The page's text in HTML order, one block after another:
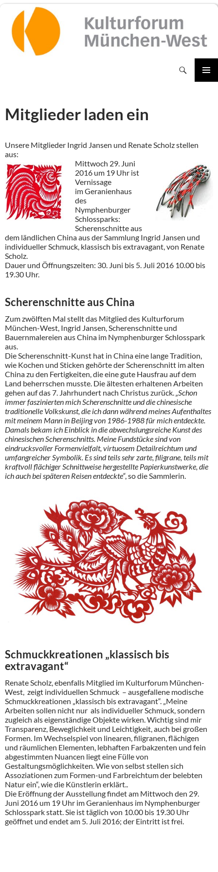
Inhalt
springen
Mitglieder laden ein
Unsere Mitglieder Ingrid Jansen und Renate Scholz stellen
aus:
Mittwoch 29. Juni
2016 um 19 Uhr ist
Vernissage
im Geranienhaus
des
Nymphenburger
Schlossparks:
Scherenschnitte aus
dem ländlichen China aus der Sammlung Ingrid Jansen und
individueller Schmuck, klassisch bis extravagant, von Renate
Scholz.
Dauer und Öffnungszeiten: 30. Juni bis 5. Juli 2016 10.00 bis
19.30 Uhr.
Scherenschnitte aus China
Zum zwölften Mal stellt das Mitglied des Kulturforum
München-West, Ingrid Jansen, Scherenschnitte und
Bauernmalereien aus China im Nymphenburger Schlosspark
aus.
Die Scherenschnitt-Kunst hat in China eine lange Tradition,
wie Kochen und Sticken gehörte der Scherenschnitt im alten
China zu den Fertigkeiten, die eine gute Hausfrau auf dem
Land beherrschen musste. Die ältesten erhaltenen Arbeiten
gehen auf das 7. Jahrhundert nach Christus zurück.„Schon
immer faszinierten mich Scherenschnitte und die chinesische
traditionelle Volkskunst, die ich dann während meines Aufenthaltes
mit meinem Mann in Beijing von 1986-1988 für mich entdeckte.
Damals bekam ich Einblick in die abwechslungsreiche Kunst des
chinesischen Scherenschnitts. Meine Fundstücke sind von
eindrucksvoller Formenvielfalt, virtuosem Detailreichtum und
umfangreicher Symbolik. Es sind teils sehr zarte, filigrane, teils mit
kraftvoll flächiger Schnittweise hergestellte Papierkunstwerke, die
ich auch bei späteren Reisen entdeckte“, so die Sammlerin.
Schmuckkreationen „klassisch bis
extravagant“
Renate Scholz, ebenfalls Mitglied im Kulturforum München-
West, zeigt individuellen Schmuck – ausgefallene modische
Schmuckkreationen „klassisch bis extravagant“. „Meine
Arbeiten sollen nicht nur als individueller Schmuck, sondern
zugleich als eigenständige Objekte wirken. Wichtig sind mir
Transparenz, Beweglichkeit und Leichtigkeit, auch bei großen
Formen. Im Wechselspiel von linearen, filigranen, flächigen
und räumlichen Elementen, lebhaften Farbakzenten und fein
abgestimmten Nuancen liegt eine Fülle von
Gestaltungsmöglichkeiten. Wie von selbst stellen sich
Assoziationen zum Formen-und Farbreichtum der belebten
Natur ein“, wie die Künstlerin erklärt..
Die Eröffnung der Ausstellung findet am Mittwoch den 29.
Juni 2016 um 19 Uhr im Geranienhaus im Nymphenburger
Schlosspark statt. Sie ist täglich von 10.00 bis 19.30 Uhr
geöffnet und endet am 5. Juli 2016; der Eintritt ist frei.